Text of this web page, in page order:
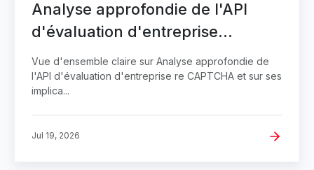
Analyse approfondie de l'API
d'évaluation d'entreprise
reCAPTCHA
Vue d'ensemble claire sur Analyse approfondie de
l'API d'évaluation d'entreprise re CAPTCHA et sur ses
implica...
Jul 19, 2026